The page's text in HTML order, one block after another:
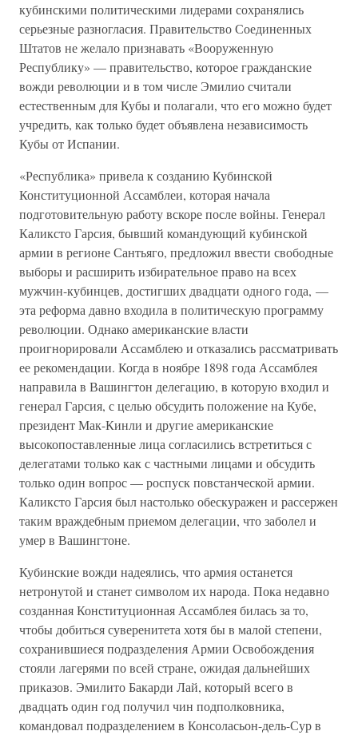
кубинскими политическими лидерами сохранялись
серьезные разногласия. Правительство Соединенных
Штатов не желало признавать «Вооруженную
Республику» — правительство, которое гражданские
вожди революции и в том числе Эмилио считали
естественным для Кубы и полагали, что его можно будет
учредить, как только будет объявлена независимость
Кубы от Испании.
«Республика» привела к созданию Кубинской
Конституционной Ассамблеи, которая начала
подготовительную работу вскоре после войны. Генерал
Каликсто Гарсия, бывший командующий кубинской
армии в регионе Сантьяго, предложил ввести свободные
выборы и расширить избирательное право на всех
мужчин-кубинцев, достигших двадцати одного года, —
эта реформа давно входила в политическую программу
революции. Однако американские власти
проигнорировали Ассамблею и отказались рассматривать
ее рекомендации. Когда в ноябре 1898 года Ассамблея
направила в Вашингтон делегацию, в которую входил и
генерал Гарсия, с целью обсудить положение на Кубе,
президент Мак-Кинли и другие американские
высокопоставленные лица согласились встретиться с
делегатами только как с частными лицами и обсудить
только один вопрос — роспуск повстанческой армии.
Каликсто Гарсия был настолько обескуражен и рассержен
таким враждебным приемом делегации, что заболел и
умер в Вашингтоне.
Кубинские вожди надеялись, что армия останется
нетронутой и станет символом их народа. Пока недавно
созданная Конституционная Ассамблея билась за то,
чтобы добиться суверенитета хотя бы в малой степени,
сохранившиеся подразделения Армии Освобождения
стояли лагерями по всей стране, ожидая дальнейших
приказов. Эмилито Бакарди Лай, который всего в
двадцать один год получил чин подполковника,
командовал подразделением в Консоласьон-дель-Сур в